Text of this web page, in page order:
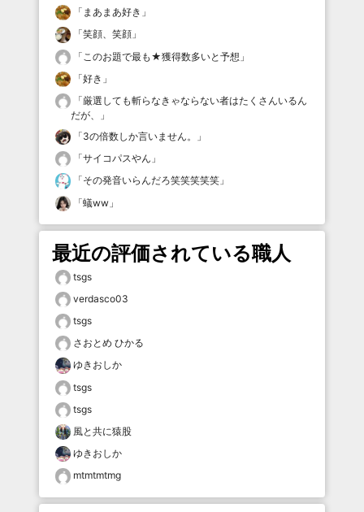
「 まあまあ好き 」
「笑顔、笑顔 」
「 このお題で最も★獲得数多いと予想 」
「好き 」
「厳選しても斬らなきゃならない者はたくさんいるん
だが、
」
「3の倍数しか言いません。
」
「サイコパスやん 」
「その発音いらんだろ笑笑笑笑笑 」
「蟻ww 」
最近の評価されている職人
tsgs
verdasco03
tsgs
さおとめ ひかる
ゆきおしか
tsgs
tsgs
風と共に猿股
ゆきおしか
mtmtmtmg